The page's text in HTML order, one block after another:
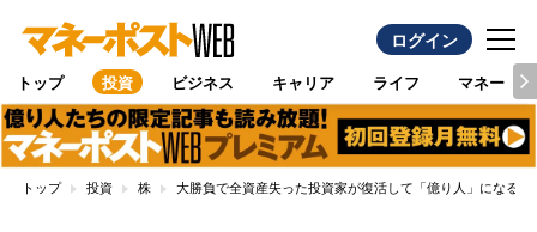
ログイン
トップ 投資 ビジネス キャリア ライフ マネー
トップ 投資 株 大勝負で全資産失った投資家が復活して「億り人」になるま